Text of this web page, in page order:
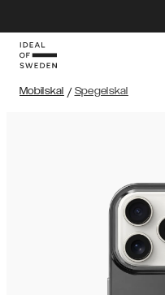
Mobilskal / Spegelskal